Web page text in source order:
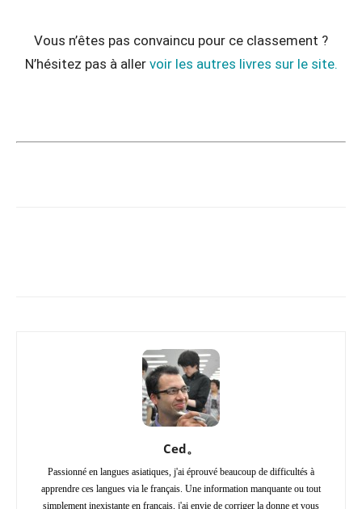
Vous n’êtes pas convaincu pour ce classement ?
N’hésitez pas à aller voir les autres livres sur le site.
Ced。
Passionné en langues asiatiques, j'ai éprouvé beaucoup de difficultés à
apprendre ces langues via le français. Une information manquante ou tout
simplement inexistante en français, j'ai envie de corriger la donne et vous